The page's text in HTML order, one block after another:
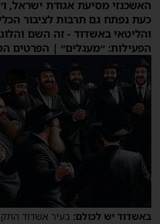
מסיעת אגודת ישראל,
נפתח גם תרבות לציבור הכלל
באשדוד - זה השם והלוגו
״מעגלים״ | הפרטים
יש לכולם:בעיר אשדוד